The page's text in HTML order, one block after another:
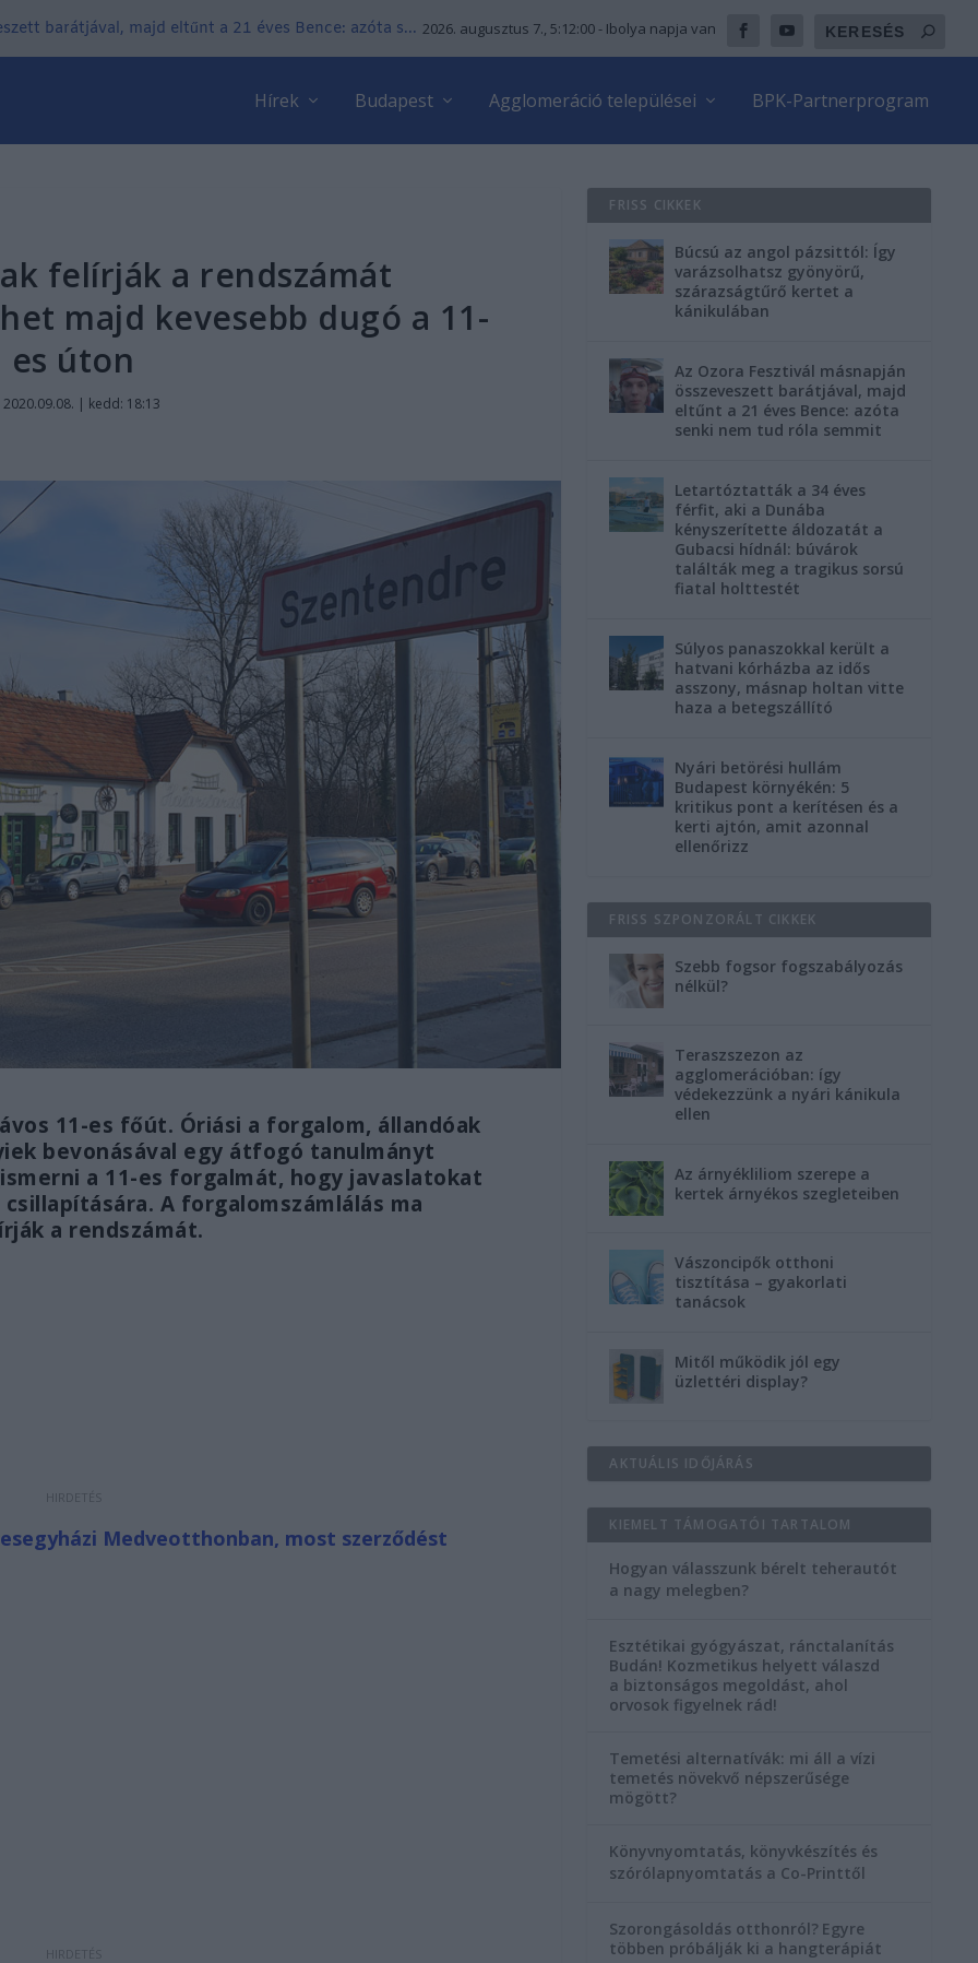
barátjával, majd eltűnt a 21 éves Bence: azóta s... 2026. augusztus 7., 5:12:01 - Ibolya napja van
Hírek Budapest Agglomeráció települései BPK-Partnerprogram
felírják a rendszámát
majd kevesebb dugó a 11-
es úton
2020.09.08. | kedd: 18:13
11-es főút. Óriási a forgalom, állandóak
bevonásával egy átfogó tanulmányt
a 11-es forgalmát, hogy javaslatokat
A forgalomszámlálás ma
a rendszámát.
Medveotthonban, most szerződést
FRISS CIKKEK
Búcsú az angol pázsittól: Így
varázsolhatsz gyönyörű,
szárazságtűrő kertet a
kánikulában
Az Ozora Fesztivál másnapján
összeveszett barátjával, majd
eltűnt a 21 éves Bence: azóta
senki nem tud róla semmit
Letartóztatták a 34 éves
férfit, aki a Dunába
kényszerítette áldozatát a
Gubacsi hídnál: búvárok
találták meg a tragikus sorsú
fiatal holttestét
Súlyos panaszokkal került a
hatvani kórházba az idős
asszony, másnap holtan vitte
haza a betegszállító
Nyári betörési hullám
Budapest környékén: 5
kritikus pont a kerítésen és a
kerti ajtón, amit azonnal
ellenőrizz
FRISS SZPONZORÁLT CIKKEK
Szebb fogsor fogszabályozás
nélkül?
Teraszszezon az
agglomerációban: így
védekezzünk a nyári kánikula
ellen
Az árnyékliliom szerepe a
kertek árnyékos szegleteiben
Vászoncipők otthoni
tisztítása – gyakorlati
tanácsok
Mitől működik jól egy
üzlettéri display?
AKTUÁLIS IDŐJÁRÁS
KIEMELT TÁMOGATÓI TARTALOM
Hogyan válasszunk bérelt teherautót
a nagy melegben?
Esztétikai gyógyászat, ránctalanítás
Budán! Kozmetikus helyett válaszd
a biztonságos megoldást, ahol
orvosok figyelnek rád!
Temetési alternatívák: mi áll a vízi
temetés növekvő népszerűsége
mögött?
Könyvnyomtatás, könyvkészítés és
szórólapnyomtatás a Co-Printtől
Szorongásoldás otthonról? Egyre
többen próbálják ki a hangterápiát